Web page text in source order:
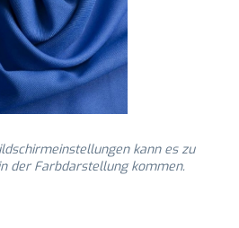
kann es zu
der Farbdarstellung kommen.